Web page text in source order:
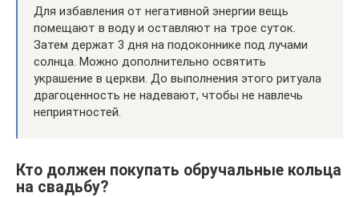
Для избавления от негативной энергии вещь
помещают в воду и оставляют на трое суток.
Затем держат 3 дня на подоконнике под лучами
солнца. Можно дополнительно освятить
украшение в церкви. До выполнения этого ритуала
драгоценность не надевают, чтобы не навлечь
неприятностей.
Кто должен покупать обручальные кольца
на свадьбу?